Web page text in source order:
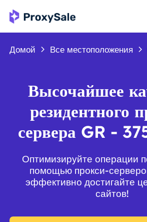
Домой Все местоположения
Высочайшее
резидентного
сервера GR -
Оптимизируйте операции
помощью прокси-
эффективно достигайте
сайтов!